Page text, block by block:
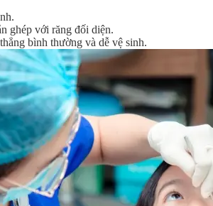
ghép với răng đối diện.
bình thường và dễ vệ sinh.